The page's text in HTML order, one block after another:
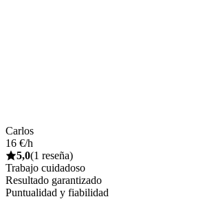
Carlos
16 €/h
5,0(1 reseña)
Trabajo cuidadoso
Resultado garantizado
Puntualidad y fiabilidad